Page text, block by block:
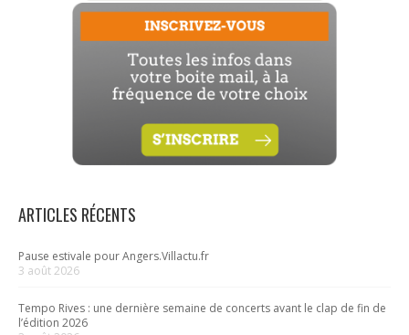
ARTICLES RÉCENTS
Pause estivale pour Angers.Villactu.fr
3 août 2026
Tempo Rives : une dernière semaine de concerts avant le clap de fin de
l’édition 2026